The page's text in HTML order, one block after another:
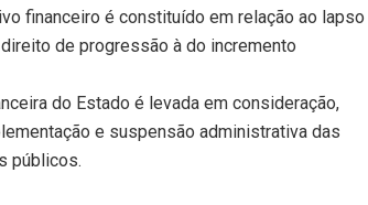
financeiro é constituído em relação ao lapso
de progressão à do incremento
do Estado é levada em consideração,
e suspensão administrativa das
públicos.